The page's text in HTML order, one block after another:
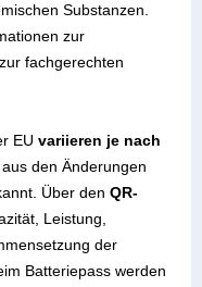
Substanzen.
zur
fachgerechten
EU variieren je nach
aus den Änderungen
Über den QR-
Leistung,
der
Batteriepass werden